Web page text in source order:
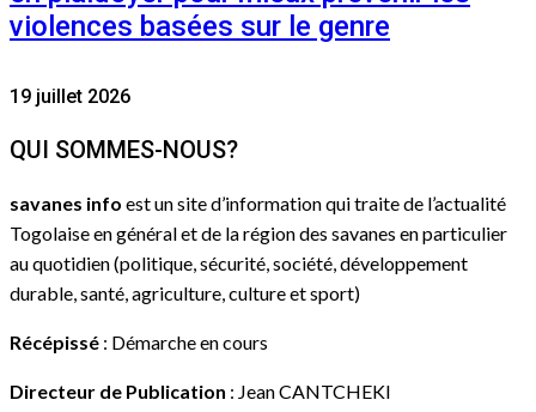
violences basées sur le genre
19 juillet 2026
QUI SOMMES-NOUS?
savanes info est un site d’information qui traite de l’actualité
Togolaise en général et de la région des savanes en particulier
au quotidien (politique, sécurité, société, développement
durable, santé, agriculture, culture et sport)
Récépissé : Démarche en cours
Directeur de Publication : Jean CANTCHEKI